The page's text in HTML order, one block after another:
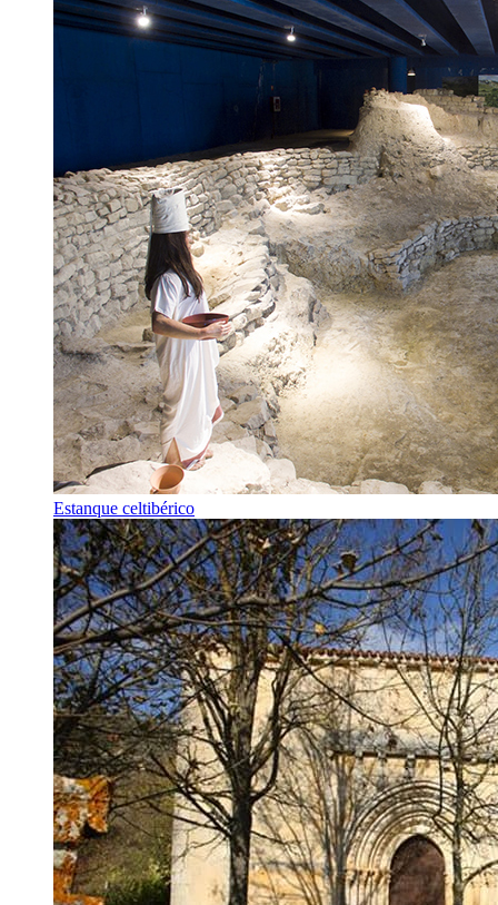
Estanque celtibérico